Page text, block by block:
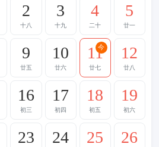
2
十八
3
十九
4
二十
5
廿一
9
廿五
10
廿六
11
廿七
今 12
廿八
16
初三
17
初四
18
初五
19
初六
23 24 25 26